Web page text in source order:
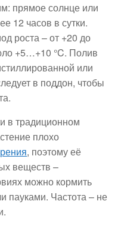
прямое солнце или
12 часов в сутки.
роста – от +20 до
+5…+10 °C. Полив
или
в поддон, чтобы
в традиционном
плохо
, поэтому её
веществ –
можно кормить
пауками. Частота – не